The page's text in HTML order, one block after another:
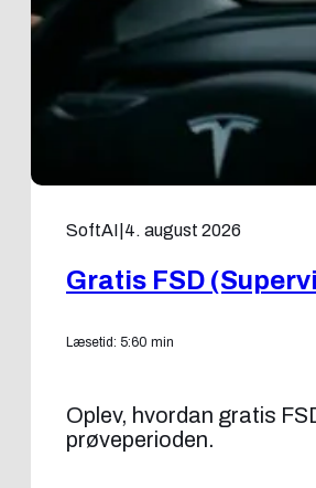
SoftAI 4. august 2026
Gratis FSD
Læsetid: 5:60 min
Oplev, hvordan gratis
prøveperioden.